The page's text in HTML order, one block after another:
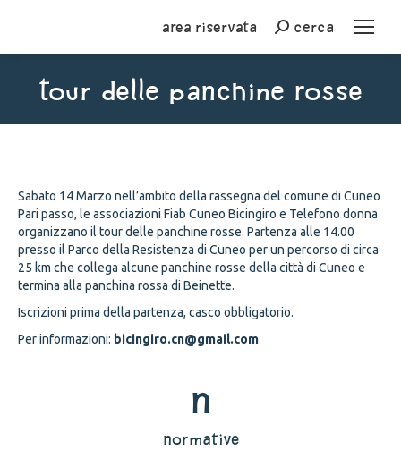
Area riservata Cercacerca
Tour delle panchine rosse
Sabato 14 Marzo nell’ambito della rassegna del comune di Cuneo
Pari passo, le associazioni Fiab Cuneo Bicingiro e Telefono donna
organizzano il tour delle panchine rosse. Partenza alle 14.00
presso il Parco della Resistenza di Cuneo per un percorso di circa
25 km che collega alcune panchine rosse della città di Cuneo e
termina alla panchina rossa di Beinette.
Iscrizioni prima della partenza, casco obbligatorio.
Per informazioni: bicingiro.cn@gmail.com
n
normative